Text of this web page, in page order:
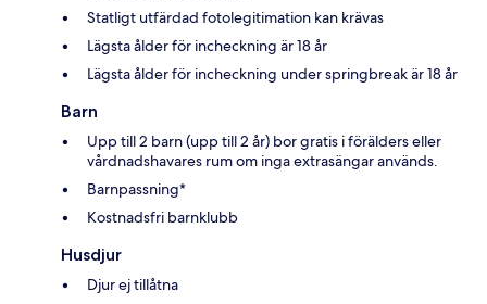
Statligt utfärdad fotolegitimation kan krävas
Lägsta ålder för incheckning är 18 år
Lägsta ålder för incheckning under springbreak är 18 år
Barn
Upp till 2 barn (upp till 2 år) bor gratis i förälders eller
vårdnadshavares rum om inga extrasängar används.
Barnpassning*
Kostnadsfri barnklubb
Husdjur
Djur ej tillåtna